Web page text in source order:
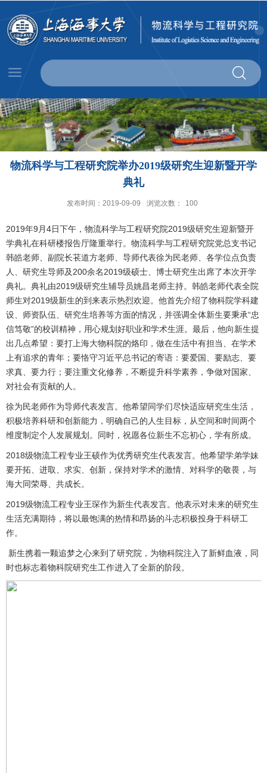
物流科学与工程研究院举办2019级研究生迎新暨开学
典礼
发布时间：2019-09-09 浏览次数： 100
2019年9月4日下午，物流科学与工程研究院2019级研究生迎新暨开
学典礼在科研楼报告厅隆重举行。物流科学与工程研究院党总支书记
韩皓老师、副院长苌道方老师、导师代表徐为民老师、各学位点负责
人、研究生导师及200余名2019级硕士、博士研究生出席了本次开学
典礼。典礼由2019级研究生辅导员姚昌老师主持。韩皓老师代表全院
师生对2019级新生的到来表示热烈欢迎。他首先介绍了物科院学科建
设、师资队伍、研究生培养等方面的情况，并强调全体新生要秉承“忠
信笃敬”的校训精神，用心规划好职业和学术生涯。最后，他向新生提
出几点希望：要打上海大物科院的烙印，做在生活中有担当、在学术
上有追求的青年；要恪守习近平总书记的寄语：要爱国、要励志、要
求真、要力行；要注重文化修养，不断提升科学素养，争做对国家、
对社会有贡献的人。
徐为民老师作为导师代表发言。他希望同学们尽快适应研究生生活，
积极培养科研和创新能力，明确自己的人生目标，从空间和时间两个
维度制定个人发展规划。同时，祝愿各位新生不忘初心，学有所成。
2018级物流工程专业王硕作为优秀研究生代表发言。他希望学弟学妹
要开拓、进取、求实、创新，保持对学术的激情、对科学的敬畏，与
海大同荣辱、共成长。
2019级物流工程专业王琛作为新生代表发言。他表示对未来的研究生
生活充满期待，将以最饱满的热情和昂扬的斗志积极投身于科研工
作。
新生携着一颗追梦之心来到了研究院，为物科院注入了新鲜血液，同
时也标志着物科院研究生工作进入了全新的阶段。